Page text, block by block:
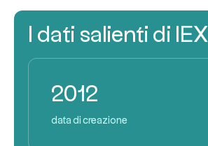
I dati salienti di IEX
2012
data di creazione